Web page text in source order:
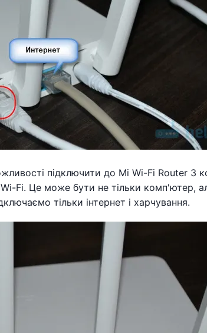
підключити до Mi Wi-Fi Router 3
Wi-Fi. Це може бути не тільки комп'ютер,
тільки інтернет і харчування.